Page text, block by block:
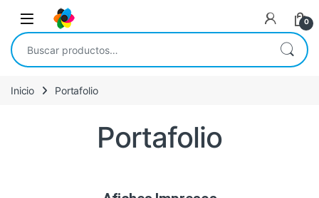
0
Inicio Portafolio
Portafolio